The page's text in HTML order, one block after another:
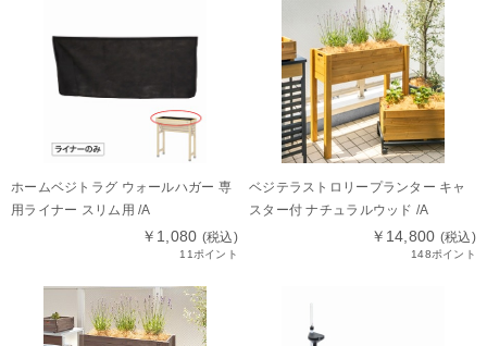
ホームベジトラグ ウォールハガー 専
用ライナー スリム用 /A
￥1,080 (税込)
11ポイント
ベジテラストロリープランター キャ
スター付 ナチュラルウッド /A
￥14,800 (税込)
148ポイント